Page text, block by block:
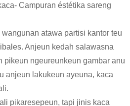
- Campuran éstétika sareng
atawa partisi kantor teu
Anjeun kedah salawasna
pikeun ngeureunkeun gambar anu
anjeun lakukeun ayeuna, kaca
pikaresepeun, tapi jinis kaca